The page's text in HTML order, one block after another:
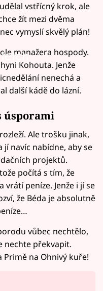
vstřícný krok, ale
žít mezi dvěma
vymyslí skvělý plán!
manažera hospody.
Kohouta. Jenže
nenechá a
další kádě do lázní.
úsporami
Ale trošku jinak,
jí navíc nabídne, aby se
projektů.
počítá s tím, že
vrátí peníze. Jenže i jí se
že Béda je absolutně
vůbec nechtělo,
nechte překvapit.
Primě na Ohnivý kuře!